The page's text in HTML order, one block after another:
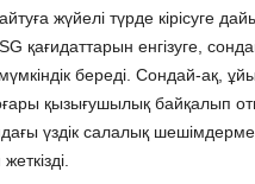
жүйелі түрде кірісуге
қағидаттарын енгізуге,
береді. Сондай-ақ,
қызығушылық байқалып
үздік салалық